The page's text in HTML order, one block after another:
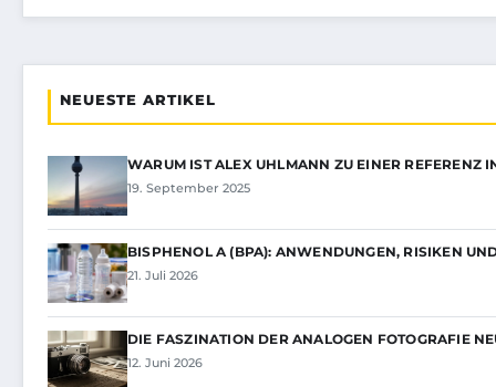
NEUESTE ARTIKEL
WARUM IST ALEX UHLMANN ZU EINER REFERENZ
19. September 2025
BISPHENOL A (BPA): ANWENDUNGEN, RISIKEN
21. Juli 2026
DIE FASZINATION DER ANALOGEN FOTOGRAFIE
12. Juni 2026